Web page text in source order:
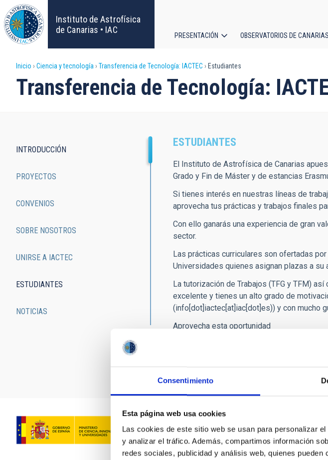
Consentimiento
Esta página web usa cookies
Las cookies de este sitio web se usan para personalizar
y analizar el tráfico. Además, compartimos información
redes sociales, publicidad y análisis web, quienes
Pasar
al
contenido
principal
Instituto de Astrofísica
de Canarias • IAC
principal
PRESENTACIÓN OBSERVATORIOS DE CANARIAS
Sobrescribir
enlaces
la
navegación
Inicio Ciencia y tecnología Transferencia de Tecnología: IACTEC Estudiantes
Transferencia de Tecnología:
ESTUDIANTES
El Instituto de Astrofísica de Canarias
Grado y Fin de Máster y de estancias
Si tienes interés en nuestras líneas de
aprovecha tus prácticas y trabajos finales
Con ello ganarás una experiencia de gran
sector.
Las prácticas curriculares son ofertadas
Universidades quienes asignan plazas a su
La tutorización de Trabajos (TFG y TFM)
excelente y tienes un alto grado de
(info[dot]iactec[at]iac[dot]es)) y con mucho
Aprovecha esta oportunidad
navigation
INTRODUCCIÓN
PROYECTOS
CONVENIOS
SOBRE NOSOTROS
UNIRSE A IACTEC
ESTUDIANTES
NOTICIAS